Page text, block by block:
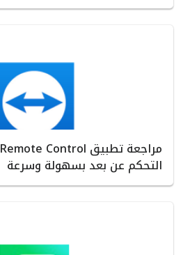
التحكم عن بعد بسهولة وسرعة